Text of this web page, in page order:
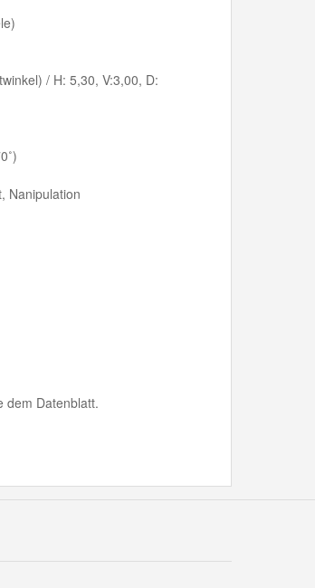
/ H: 5,30, V:3,00, D:
Nanipulation
dem Datenblatt.